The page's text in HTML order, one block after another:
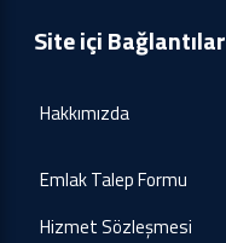
Site içi Bağlantılar
Hakkımızda
Emlak Talep Formu
Hizmet Sözleşmesi